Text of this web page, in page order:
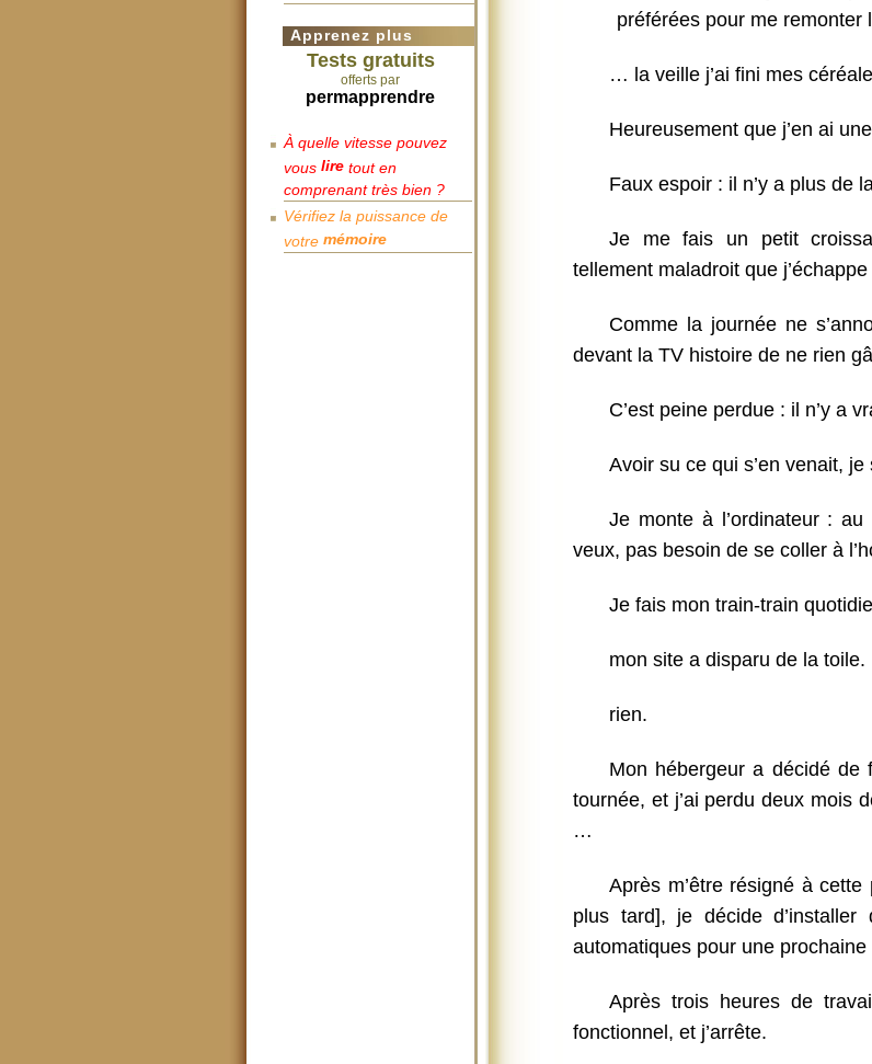
Apprenez plus
Tests gratuits
offerts par
permapprendre
À quelle vitesse pouvez
vous lire tout en
comprenant très bien ?
Vérifiez la puissance de
votre mémoire
préférées pour me remonter
… la veille j’ai fini mes
Heureusement que j’en ai
Faux espoir : il n’y a plus de
Je me fais un petit
tellement maladroit que
Comme la journée ne
devant la TV histoire de ne rien
C’est peine perdue : il n’y a
Avoir su ce qui s’en venait,
Je monte à l’ordinateur :
veux, pas besoin de se coller à
Je fais mon train-train
mon site a disparu de la toile.
rien.
Mon hébergeur a décidé de
tournée, et j’ai perdu deux mois
…
Après m’être résigné à
plus tard], je décide d’installer
automatiques pour une prochaine
Après trois heures de
fonctionnel, et j’arrête.